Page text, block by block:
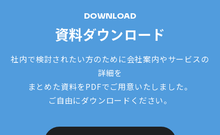
DOWNLOAD
資料ダウンロード
社内で検討されたい方のために会社案内やサービスの
詳細を
まとめた資料をPDFでご用意いたしました。
ご自由にダウンロードください。